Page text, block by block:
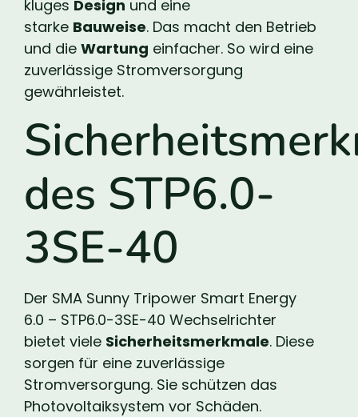
kluges Design und eine
starke Bauweise. Das macht den Betrieb
und die Wartung einfacher. So wird eine
zuverlässige Stromversorgung
gewährleistet.
des STP6.0-
3SE-40
Der SMA Sunny Tripower Smart Energy
6.0 – STP6.0-3SE-40 Wechselrichter
bietet viele Sicherheitsmerkmale. Diese
sorgen für eine zuverlässige
Stromversorgung. Sie schützen das
Photovoltaiksystem vor Schäden.